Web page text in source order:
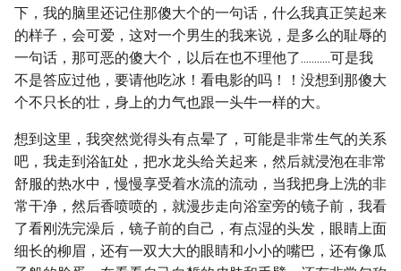
下，我的脑里还记住那傻大个的一句话，什么我真正笑起来
的样子，会可爱，这对一个男生的我来说，是多么的耻辱的
一句话，那可恶的傻大个，以后在也不理他了...........可是我
不是答应过他，要请他吃冰！看电影的吗！！没想到那傻大
个不只长的壮，身上的力气也跟一头牛一样的大。
想到这里，我突然觉得头有点晕了，可能是非常生气的关系
吧，我走到浴缸处，把水龙头给关起来，然后就浸泡在非常
舒服的热水中，慢慢享受着水流的流动，当我把身上洗的非
常干净，然后香喷喷的，就漫步走向浴室旁的镜子前，我看
了看刚洗完澡后，镜子前的自己，有点湿的头发，眼睛上面
细长的柳眉，还有一双大大的眼睛和小小的嘴巴，还有像瓜